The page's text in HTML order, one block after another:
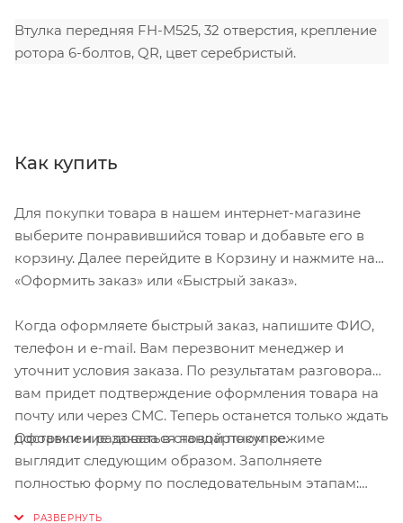
Втулка передняя FH-M525, 32 отверстия, крепление
ротора 6-болтов, QR, цвет серебристый.
Как купить
Для покупки товара в нашем интернет-магазине
выберите понравившийся товар и добавьте его в
корзину. Далее перейдите в Корзину и нажмите на
«Оформить заказ» или «Быстрый заказ».
Когда оформляете быстрый заказ, напишите ФИО,
телефон и e-mail. Вам перезвонит менеджер и
уточнит условия заказа. По результатам разговора
вам придет подтверждение оформления товара на
почту или через СМС. Теперь останется только ждать
доставки и радоваться новой покупке.
Оформление заказа в стандартном режиме
выглядит следующим образом. Заполняете
полностью форму по последовательным этапам: